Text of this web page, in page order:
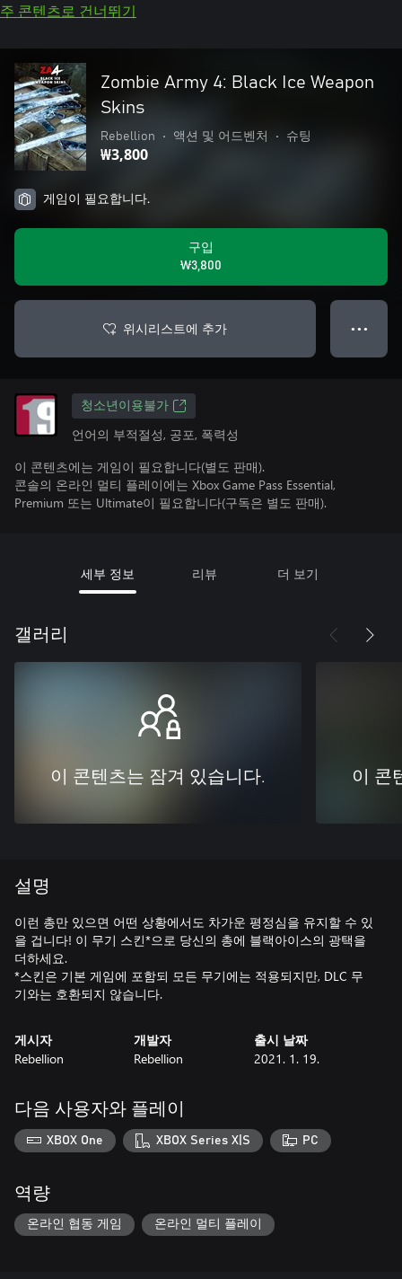
주 콘텐츠로 건너뛰기
Zombie Army 4: Black Ice Weapon
Skins
Rebellion • 액션 및 어드벤처 • 슈팅
₩3,800
게임이 필요합니다.
구입
₩3,800
위시리스트에 추가 ● ● ●
청소년이용불가
언어의 부적절성, 공포, 폭력성
이 콘텐츠에는 게임이 필요합니다(별도 판매).
콘솔의 온라인 멀티 플레이에는 Xbox Game Pass Essential,
Premium 또는 Ultimate이 필요합니다(구독은 별도 판매).
세부 정보 리뷰 더 보기
갤러리
이 콘텐츠는 잠겨 있습니다. 이 콘
설명
이런 총만 있으면 어떤 상황에서도 차가운 평정심을 유지할 수 있
을 겁니다! 이 무기 스킨*으로 당신의 총에 블랙아이스의 광택을
더하세요.
*스킨은 기본 게임에 포함되 모든 무기에는 적용되지만, DLC 무
게시자
Rebellion
개발자
Rebellion
출시 날짜
2021. 1. 19.
다음 사용자와 플레이
XBOX One XBOX Series X|S PC
역량
온라인 협동 게임 온라인 멀티 플레이